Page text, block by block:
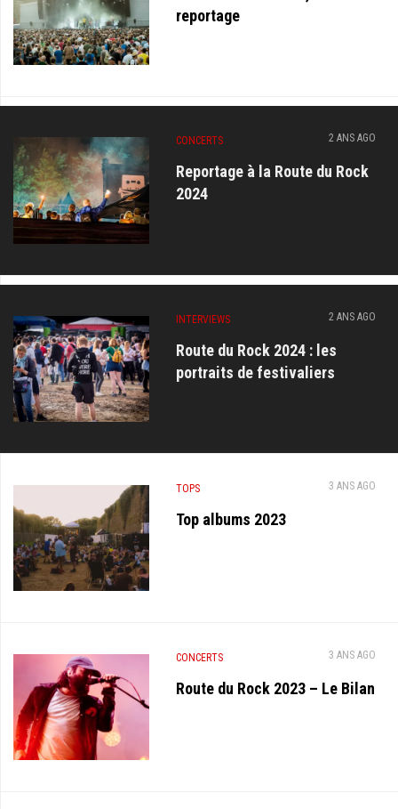
reportage
CONCERTS 2 ANS AGO
Reportage à la Route du Rock
2024
INTERVIEWS 2 ANS AGO
Route du Rock 2024 : les
portraits de festivaliers
TOPS 3 ANS AGO
Top albums 2023
CONCERTS 3 ANS AGO
Route du Rock 2023 – Le Bilan